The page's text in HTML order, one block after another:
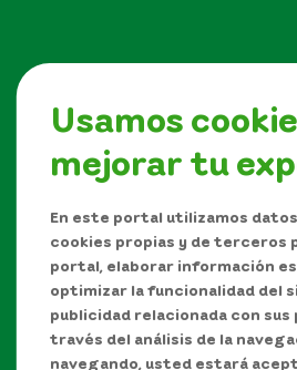
Usamos
mejorar tu
En este portal utilizamos
cookies propias y de terceros
portal, elaborar información
optimizar la funcionalidad del
publicidad relacionada con
través del análisis de la
navegando, usted estará
Síguenos en